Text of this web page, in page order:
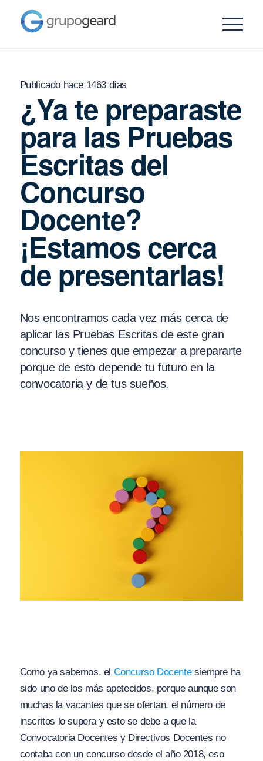
Publicado hace 1463 días
¿Ya te preparaste
para las Pruebas
Escritas del
Concurso
Docente?
¡Estamos cerca
de presentarlas!
Nos encontramos cada vez más cerca de
aplicar las Pruebas Escritas de este gran
concurso y tienes que empezar a prepararte
porque de esto depende tu futuro en la
convocatoria y de tus sueños.
Como ya sabemos, el Concurso Docentesiempre ha
sido uno de los más apetecidos, porque aunque son
muchas la vacantes que se ofertan, el número de
inscritos lo supera y esto se debe a que la
Convocatoria Docentes y Directivos Docentes no
contaba con un concurso desde el año 2018, eso